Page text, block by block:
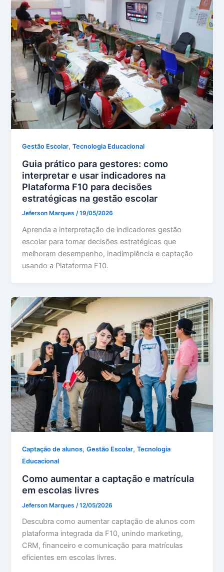
Gestão Escolar,Tecnologia Educacional
Guia prático para gestores: como
interpretar e usar indicadores na
Plataforma F10 para decisões
estratégicas na gestão escolar
Jeferson Marques/19/05/2026
Aprenda a interpretação de indicadores gestão
escolar para tomar decisões estratégicas que
melhoram desempenho, inadimplência e captação
usando a Plataforma F10.
Captação de alunos,Gestão Escolar,Tecnologia
Educacional
Como aumentar a captação e matrícula
em escolas livres
Jeferson Marques /12/05/2026
Descubra como aumentar captação de alunos com
plataforma integrada da F10, unindo marketing,
CRM, financeiro e comunicação para matrículas
eficientes em escolas livres.